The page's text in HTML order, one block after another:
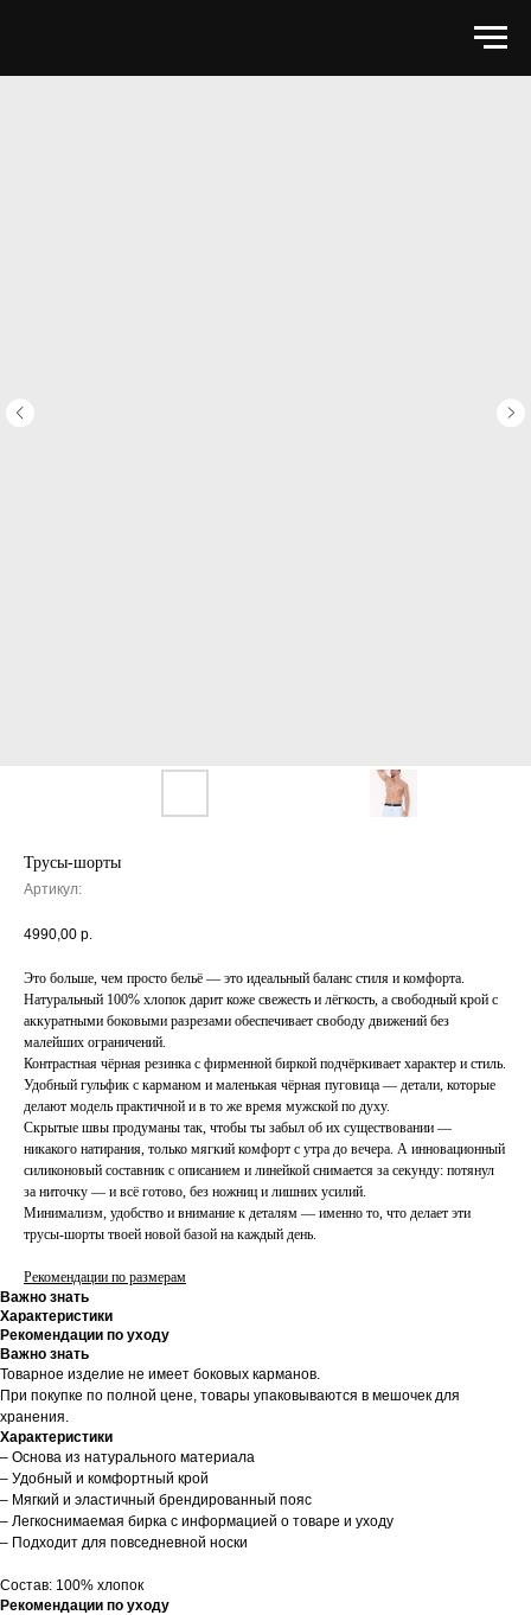
Трусы-шорты
Артикул:
4990,00 р.
Это больше, чем просто бельё — это идеальный баланс стиля и комфорта.
Натуральный 100% хлопок дарит коже свежесть и лёгкость, а свободный крой с
аккуратными боковыми разрезами обеспечивает свободу движений без
малейших ограничений.
Контрастная чёрная резинка с фирменной биркой подчёркивает характер и стиль.
Удобный гульфик с карманом и маленькая чёрная пуговица — детали, которые
делают модель практичной и в то же время мужской по духу.
Скрытые швы продуманы так, чтобы ты забыл об их существовании —
никакого натирания, только мягкий комфорт с утра до вечера. А инновационный
силиконовый составник с описанием и линейкой снимается за секунду: потянул
за ниточку — и всё готово, без ножниц и лишних усилий.
Минимализм, удобство и внимание к деталям — именно то, что делает эти
трусы-шорты твоей новой базой на каждый день.
Рекомендации по размерам
Важно знать
Характеристики
Рекомендации по уходу
Важно знать
Товарное изделие не имеет боковых карманов.
При покупке по полной цене, товары упаковываются в мешочек для
хранения.
Характеристики
– Основа из натурального материала
– Удобный и комфортный крой
– Мягкий и эластичный брендированный пояс
– Легкоснимаемая бирка с информацией о товаре и уходу
– Подходит для повседневной носки
Состав: 100% хлопок
Рекомендации по уходу